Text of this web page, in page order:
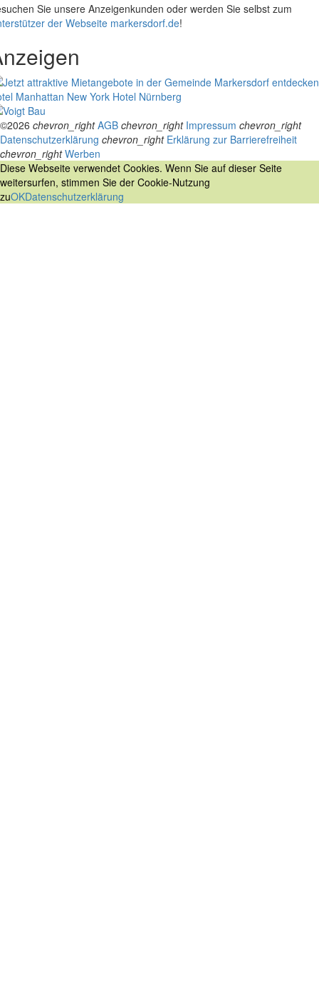
Sie unsere Anzeigenkunden oder werden Sie selbst zum
der Webseite markersdorf.de!
Manhattan New York Hotel Nürnberg
©2026 chevron_right AGB chevron_right Impressum chevron_right
Datenschutzerklärung chevron_right Erklärung zur Barrierefreiheit
chevron_right Werben
Diese Webseite verwendet Cookies. Wenn Sie auf dieser Seite
weitersurfen, stimmen Sie der Cookie-Nutzung
zuOKDatenschutzerklärung